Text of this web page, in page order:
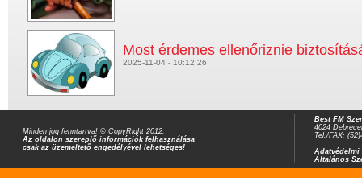
Most érdemes ellenőriznie
2025-11-04 - 10:12:26
Minden jog fenntartva! © CopyRight 2012.
Az oldalon szereplő információk felhasználása
csak az üzemeltető engedélyével lehetséges!
Best FM
4024
Tel./FAX:
Adatvédelmi
Általános